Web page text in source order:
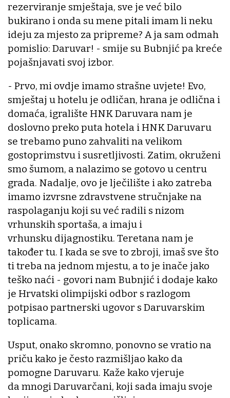
rezerviranje smještaja, sve je već bilo
bukirano i onda su mene pitali imam li neku
ideju za mjesto za pripreme? A ja sam odmah
pomislio: Daruvar! - smije su Bubnjić pa kreće
pojašnjavati svoj izbor.
- Prvo, mi ovdje imamo strašne uvjete! Evo,
smještaj u hotelu je odličan, hrana je odlična i
domaća, igralište HNK Daruvara nam je
doslovno preko puta hotela i HNK Daruvaru
se trebamo puno zahvaliti na velikom
gostoprimstvu i susretljivosti. Zatim, okruženi
smo šumom, a nalazimo se gotovo u centru
grada. Nadalje, ovo je lječilište i ako zatreba
imamo izvrsne zdravstvene stručnjake na
raspolaganju koji su već radili s nizom
vrhunskih sportaša, a imaju i
vrhunsku dijagnostiku. Teretana nam je
također tu. I kada se sve to zbroji, imaš sve što
ti treba na jednom mjestu, a to je inače jako
teško naći - govori nam Bubnjić i dodaje kako
je Hrvatski olimpijski odbor s razlogom
potpisao partnerski ugovor s Daruvarskim
toplicama.
Usput, onako skromno, ponovno se vratio na
priču kako je često razmišljao kako da
pomogne Daruvaru. Kaže kako vjeruje
da mnogi Daruvarčani, koji sada imaju svoje